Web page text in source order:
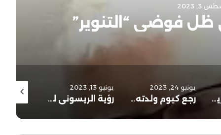
3, 2023
فوضى “التنوير”
الإمام أحمد الريسوني شاطبي العصر
يونيو 24, 2023
رجع كيوم ولدته أمه
يونيو 13, 2023
رؤية الريسوني لتجديد علم أصول الفقه
يونيو 7, 2023